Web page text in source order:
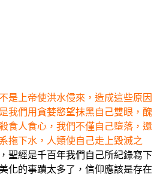
是上帝使洪水侵來，造成這些原因
我們用貪婪慾望抹黑自己雙眼，醜
食人食心，我們不僅自己墮落，還
拖下水，人類使自己走上毀滅之
，聖經是千百年我們自己所紀錄寫下
化的事蹟太多了，信仰應該是存在